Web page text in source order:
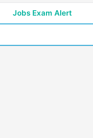
Jobs Exam Alert